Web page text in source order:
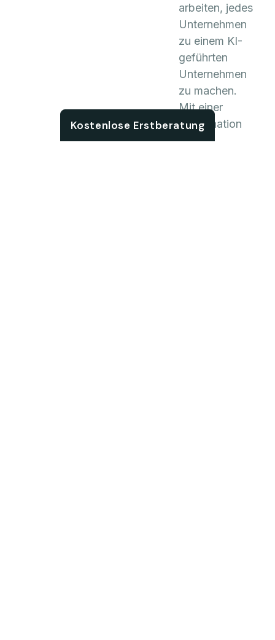
arbeiten, jedes
Unternehmen
zu einem KI-
geführten
Unternehmen
zu machen.
Mit einer
Kombination
aus
Kostenlose Erstberatung
Chat with us